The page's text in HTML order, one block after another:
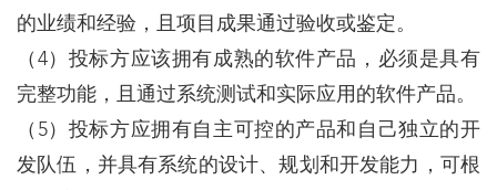
的业绩和经验，且项目成果通过验收或鉴定。
（4）投标方应该拥有成熟的软件产品，必须是具有
完整功能，且通过系统测试和实际应用的软件产品。
（5）投标方应拥有自主可控的产品和自己独立的开
发队伍，并具有系统的设计、规划和开发能力，可根